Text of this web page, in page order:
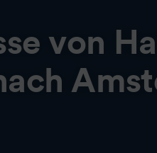
von